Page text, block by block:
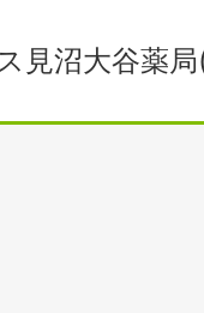
見沼大谷薬